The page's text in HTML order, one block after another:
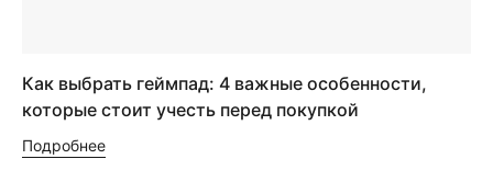
Как выбрать геймпад: 4 важные особенности,
которые стоит учесть перед покупкой
Подробнее